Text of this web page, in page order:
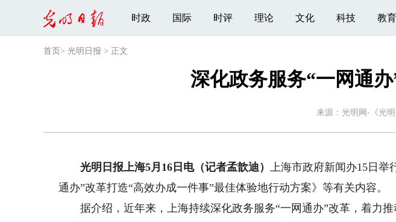
时政 国际 时评 理论 文化 科技 教育
首页 > 光明日报 > 正文
深化政务服务“一网通
来源： 光明网-《光明
光明日报上海5月16日电（记者孟歆迪）上海市政府新闻办15日举
通办”改革打造“高效办成一件事”最佳体验地行动方案》等有关内容。
据介绍，近年来，上海持续深化政务服务“一网通办”改革，着力推